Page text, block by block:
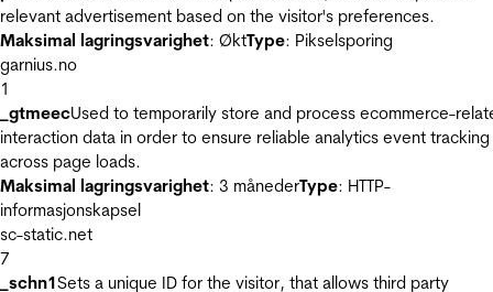
relevant advertisement based on the visitor's preferences.
Maksimal lagringsvarighet: ØktType: Pikselsporing
garnius.no
1
_gtmeecUsed to temporarily store and process ecommerce-
interaction data in order to ensure reliable analytics event tracking
across page loads.
Maksimal lagringsvarighet: 3 månederType: HTTP-
informasjonskapsel
sc-static.net
7
_schn1Sets a unique ID for the visitor, that allows third party